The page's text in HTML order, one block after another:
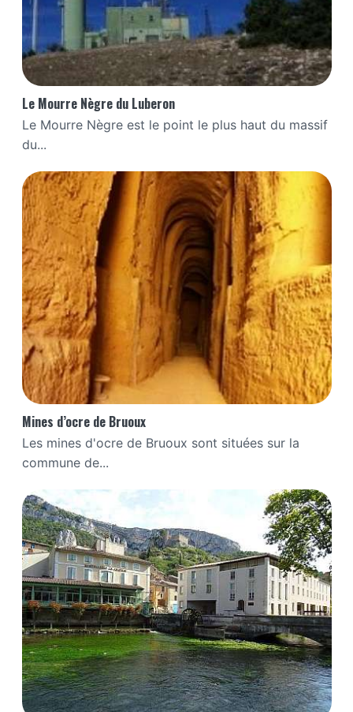
Le Mourre Nègre du Luberon
Le Mourre Nègre est le point le plus haut du massif
du...
Mines d’ocre de Bruoux
Les mines d'ocre de Bruoux sont situées sur la
commune de...